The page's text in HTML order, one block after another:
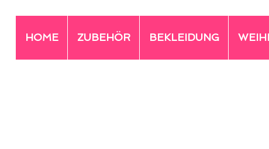
HOME ZUBEHÖR BEKLEIDUNG